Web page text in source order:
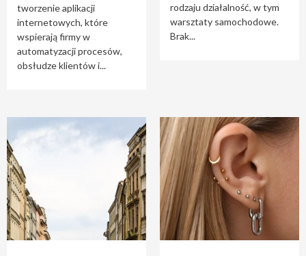
tworzenie aplikacji
internetowych, które
wspierają firmy w
automatyzacji procesów,
obsłudze klientów i...
rodzaju działalność, w tym
warsztaty samochodowe.
Brak...